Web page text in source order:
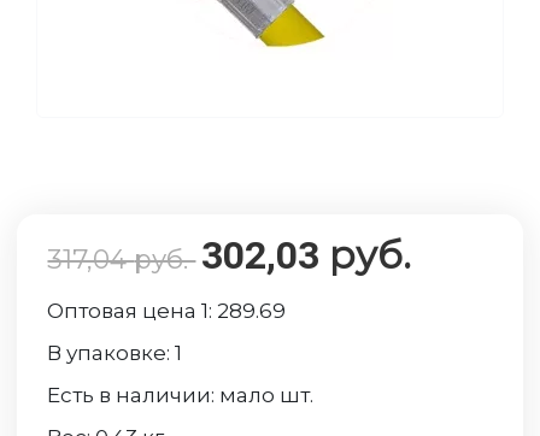
317,04руб. 302,03 руб.
Оптовая цена 1: 289.69
В упаковке:1
Есть в наличии: мало шт.